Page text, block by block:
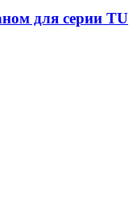
для серии TU